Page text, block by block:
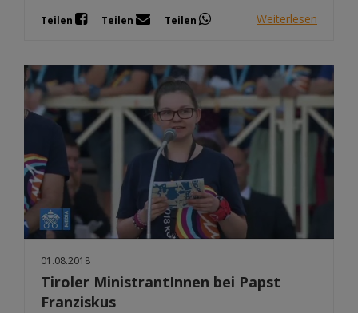
Teilen Teilen Teilen Weiterlesen
01.08.2018
Tiroler MinistrantInnen bei Papst
Franziskus